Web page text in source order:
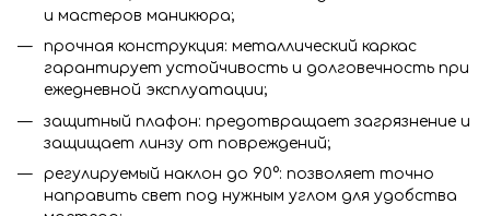
и мастеров маникюра;
прочная конструкция: металлический каркас
гарантирует устойчивость и долговечность при
ежедневной эксплуатации;
защитный плафон: предотвращает загрязнение и
защищает линзу от повреждений;
регулируемый наклон до 90°: позволяет точно
направить свет под нужным углом для удобства